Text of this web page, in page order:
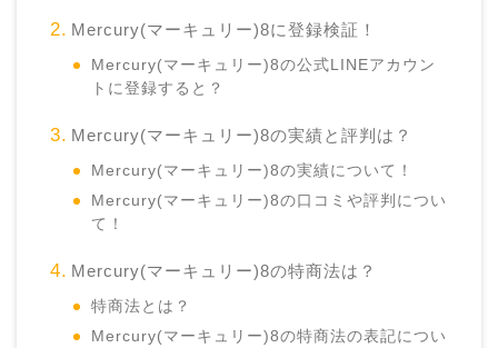
Mercury(マーキュリー)8に登録検証！
Mercury(マーキュリー)8の公式LINEアカウン
トに登録すると？
Mercury(マーキュリー)8の実績と評判は？
Mercury(マーキュリー)8の実績について！
Mercury(マーキュリー)8の口コミや評判につい
て！
Mercury(マーキュリー)8の特商法は？
特商法とは？
Mercury(マーキュリー)8の特商法の表記につい